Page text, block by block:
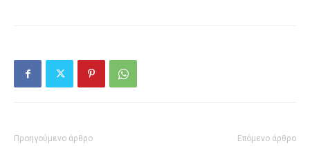
Προηγούμενο άρθρο Επόμενο άρθρο